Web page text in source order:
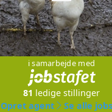
Jobs
i samarbejde med
81 ledige stillinger
Opret agent
Se alle jobs